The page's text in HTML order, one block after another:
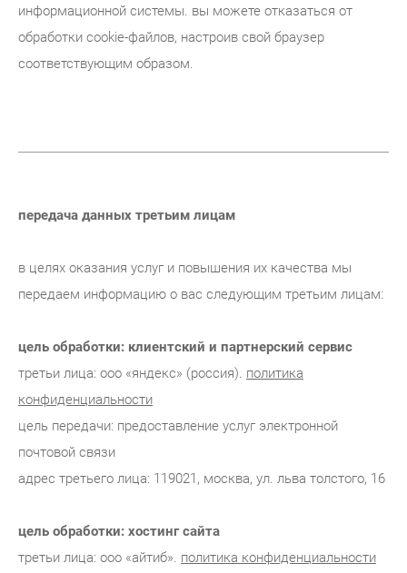
информационной системы. вы можете отказаться от
обработки cookie-файлов, настроив свой браузер
соответствующим образом.
передача данных третьим лицам
в целях оказания услуг и повышения их качества мы
передаем информацию о вас следующим третьим лицам:
цель обработки: клиентский и партнерский сервис
третьи лица: ооо «яндекс» (россия). политика
конфиденциальности
цель передачи: предоставление услуг электронной
почтовой связи
адрес третьего лица: 119021, москва, ул. льва толстого, 16
цель обработки: хостинг сайта
третьи лица: ооо «айтиб». политика конфиденциальности